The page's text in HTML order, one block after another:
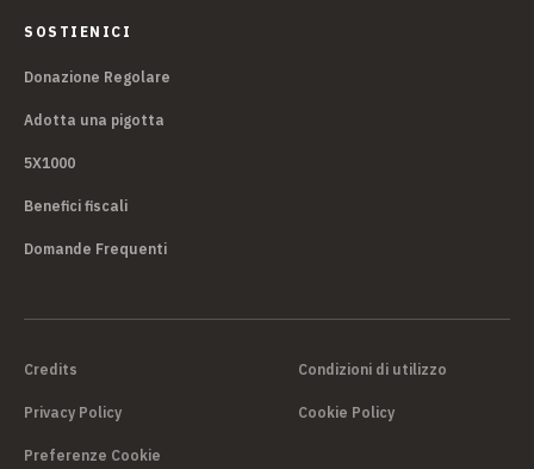
SOSTIENICI
Donazione Regolare
Adotta una pigotta
5X1000
Benefici fiscali
Domande Frequenti
Credits Condizioni di utilizzo
Privacy Policy Cookie Policy
Preferenze Cookie